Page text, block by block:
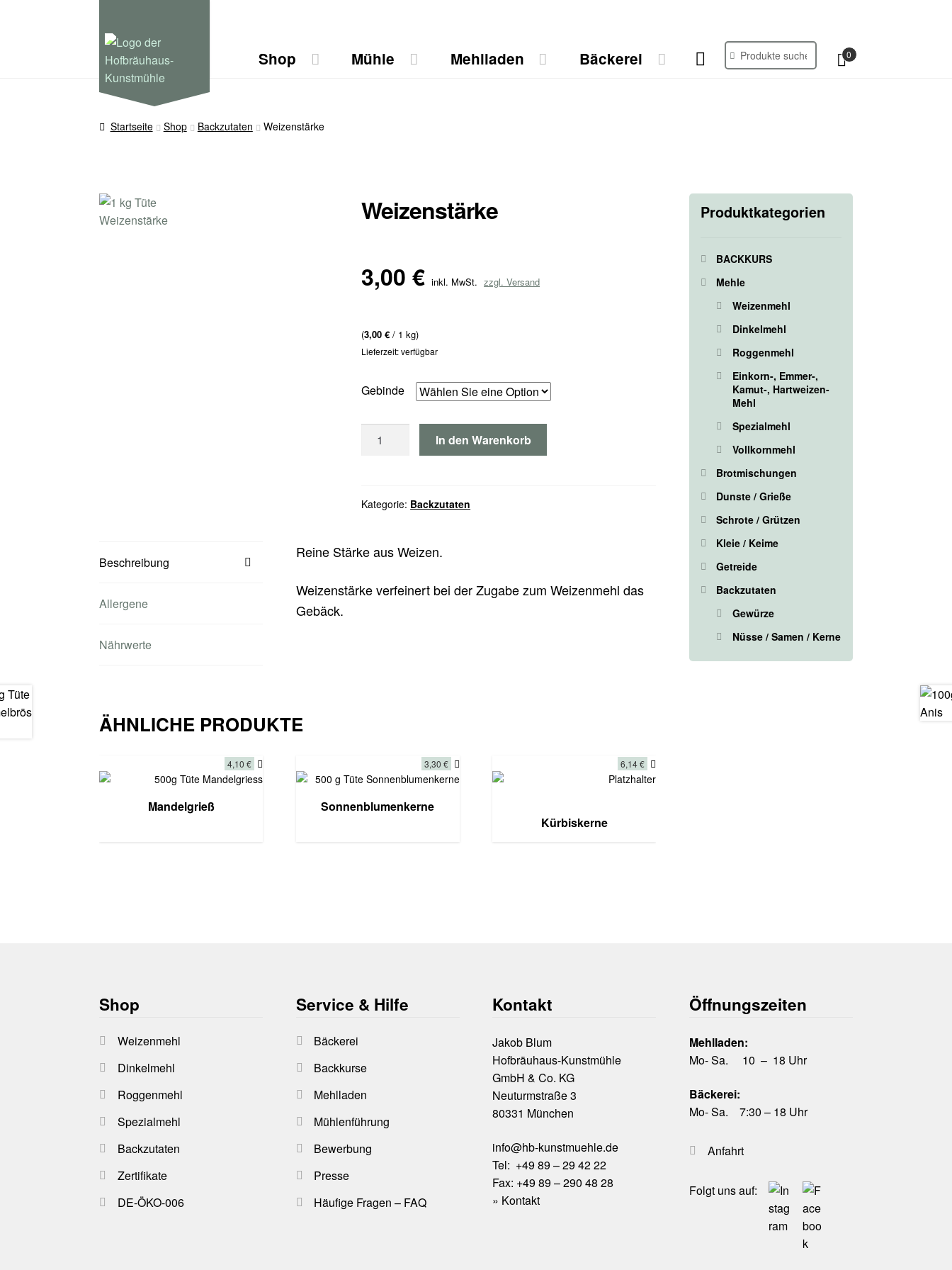
Shop Mühle Mehlladen Bäckerei
Suche
nach:
Suchen 0
Startseite Shop Backzutaten Weizenstärke
Weizenstärke
3,00€ inkl. MwSt. zzgl. Versand
(3,00€ / 1 kg)
Lieferzeit: verfügbar
Gebinde
Menge
In den Warenkorb
Kategorie: Backzutaten
Beschreibung
Allergene
Nährwerte
Reine Stärke aus Weizen.
Weizenstärke verfeinert bei der Zugabe zum Weizenmehl das
Gebäck.
ÄHNLICHE PRODUKTE
4,10€
Mandelgrieß
3,30 €
Sonnenblumenkerne
6,14€
Kürbiskerne
Produktkategorien
BACKKURS
Mehle
Weizenmehl
Dinkelmehl
Roggenmehl
Einkorn-, Emmer-,
Kamut-, Hartweizen-
Mehl
Spezialmehl
Vollkornmehl
Brotmischungen
Dunste / Grieße
Schrote / Grützen
Kleie / Keime
Getreide
Backzutaten
Gewürze
Nüsse / Samen / Kerne
Shop
Weizenmehl
Dinkelmehl
Roggenmehl
Spezialmehl
Backzutaten
Zertifikate
DE-ÖKO-006
Service & Hilfe
Bäckerei
Backkurse
Mehlladen
Mühlenführung
Bewerbung
Presse
Häufige Fragen – FAQ
Kontakt
Jakob Blum
Hofbräuhaus-Kunstmühle
GmbH & Co. KG
Neuturmstraße 3
80331 München
info@hb-kunstmuehle.de
Tel: +49 89 – 29 42 22
Fax: +49 89 – 290 48 28
» Kontakt
Öffnungszeiten
Mehlladen:
Mo- Sa. 10 – 18 Uhr
Bäckerei:
Mo- Sa. 7:30 – 18 Uhr
Anfahrt
Folgt uns auf: